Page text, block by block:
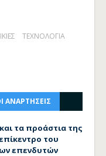
ΤΕΧΝΟΛΟΓΙΑ
ΑΝΑΡΤΗΣΕΙΣ
τα προάστια της
του
επενδυτών